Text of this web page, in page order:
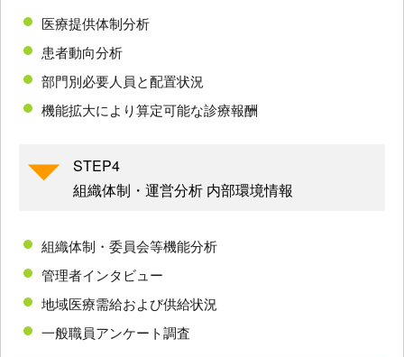
医療提供体制分析
患者動向分析
部門別必要人員と配置状況
機能拡大により算定可能な診療報酬
STEP4
組織体制・運営分析 内部環境情報
組織体制・委員会等機能分析
管理者インタビュー
地域医療需給および供給状況
一般職員アンケート調査